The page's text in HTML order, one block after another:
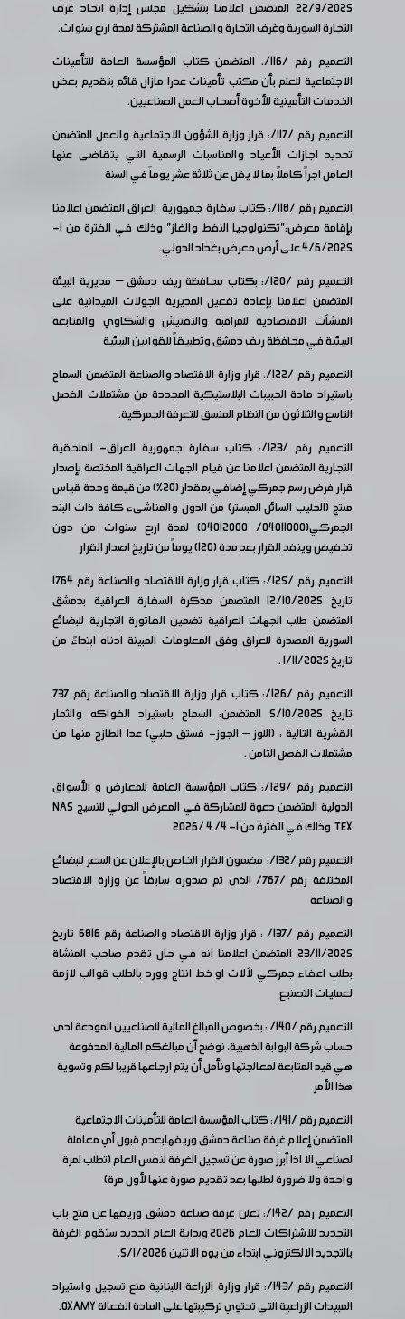
22/9/2025 المتضمن اعلامنا بتشكيل مجلس إدارة اتحاد غرف
التجارة السورية وغرف التجارة والصناعة المشتركة لمدة اربع سنوات.
التعميم رقم /116/: المتضمن كتاب المؤسسة العامة للتأمينات
الاجتماعية للعلم بأن مكتب تأمينات عدرا مازال قائم بتقديم بعض
الخدمات التأمينية للأخوة أصحاب العمل الصناعيين.
التعميم رقم /117/: قرار وزارة الشؤون الاجتماعية والعمل المتضمن
تحديد اجازات الأعياد والمناسبات الرسمية التي يتقاضى عنها
العامل اجراً كاملاً بما لا يقل عن ثلاثة عشر يوماً في السنة
التعميم رقم /118/: كتاب سفارة جمهورية العراق المتضمن اعلامنا
بإقامة معرض:"تكنولوجيا النفط والغاز" وذلك في الفترة من 1-
4/6/2025 على أرض معرض بغداد الدولي.
التعميم رقم /120/: بكتاب محافظة ريف دمشق – مديرية البيئة
المتضمن اعلامنا بإعادة تفعيل المديرية الجولات الميدانية على
المنشآت الاقتصادية للمراقبة والتفتيش والشكاوي والمتابعة
البيئية في محافظة ريف دمشق وتطبيقاً للقوانين البيئية
التعميم رقم /122/: قرار وزارة الاقتصاد والصناعة المتضمن السماح
باستيراد مادة الحبيبات البلاستيكية المجددة من مشتملات الفصل
التاسع والثلاثون من النظام المنسق للتعرفة الجمركية.
التعميم رقم /123/: كتاب سفارة جمهورية العراق- الملحقية
التجارية المتضمن اعلامنا عن قيام الجهات العراقية المختصة بإصدار
قرار فرض رسم جمركي إضافي بمقدار (20%) من قيمة وحدة قياس
منتج (الحليب السائل المبستر) من الدول والمناشىء كافة ذات البند
الجمركي(04011000/ 04012000) لمدة اربع سنوات من دون
تخفيض وينفد القرار بعد مدة (120) يوماً من تاريخ اصدار القرار
التعميم رقم /125/: كتاب قرار وزارة الاقتصاد والصناعة رقم 1764
تاريخ 12/10/2025 المتضمن مذكرة السفارة العراقية بدمشق
المتضمن طلب الجهات العراقية تضمين الفاتورة التجارية للبضائع
السورية المصدرة للعراق وفق المعلومات المبينة ادناه ابتداءً من
تاريخ 1/11/2025 .
التعميم رقم /126/: كتاب قرار وزارة الاقتصاد والصناعة رقم 737
تاريخ 5/10/2025 المتضمن: السماح باستيراد الفواكه والثمار
القشرية التالية : (اللوز – الجوز- فستق حلبي) عدا الطازج منها من
مشتملات الفصل الثامن .
التعميم رقم /129/: كتاب المؤسسة العامة للمعارض و الأسواق
الدولية المتضمن دعوة للمشاركة في المعرض الدولي للنسيج NAS
TEX وذلك في الفترة من 1- 4/ 4 /2026
التعميم رقم /132/: مضمون القرار الخاص بالإعلان عن السعر للبضائع
المختلفة رقم /767/ الذي تم صدوره سابقاً عن وزارة الاقتصاد
والصناعة
التعميم رقم /137/ : قرار وزارة الاقتصاد والصناعة رقم 6816 تاريخ
23/11/2025 المتضمن اعلامنا انه في حال تقدم صاحب المنشاة
بطلب اعفاء جمركي لآلات او خط انتاج وورد بالطلب قوالب لازمة
لعمليات التصنيع
التعميم رقم /140/ : بخصوص المبالغ المالية للصناعيين المودعة لدى
حساب شركة البوابة الذهبية، نوضح أن مبالغكم المالية المدفوعة
هي قيد المتابعة لمعالجتها ونأمل أن يتم ارجاعها قريبا لكم وتسوية
هذا الأمر
التعميم رقم /141/: كتاب المؤسسة العامة للتأمينات الاجتماعية
المتضمن إعلام غرفة صناعة دمشق وريفهابعدم قبول أي معاملة
لصناعي الا اذا أبرز صورة عن تسجيل الغرفة لنفس العام (تطلب لمرة
واحدة ولا ضرورة لطلبها بعد تقديم صورة عنها لأول مرة)
التعميم رقم /142/: تعلن غرفة صناعة دمشق وريفها عن فتح باب
التجديد للاشتراكات للعام 2026 وبداية العام الجديد ستقوم الغرفة
بالتجديد الالكتروني ابتداء من يوم الاثنين 5/1/2026.
التعميم رقم /143/: قرار وزارة الزراعة اللبنانية منع تسجيل واستيراد
المبيدات الزراعية التي تحتوي تركيبتها على المادة الفعالةOXAMY
.